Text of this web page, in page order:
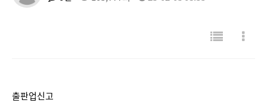
출판업신고